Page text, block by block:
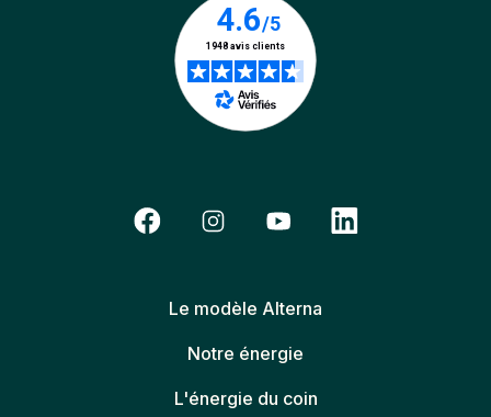
Le modèle Alterna
Notre énergie
L'énergie du coin